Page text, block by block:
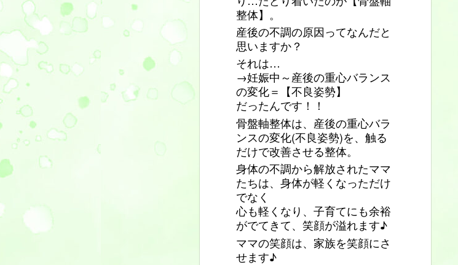
整体】。
産後の不調の原因ってなんだと
思いますか？
それは…
→妊娠中～産後の重心バランス
の変化＝【不良姿勢】
だったんです！！
骨盤軸整体は、産後の重心バラ
ンスの変化(不良姿勢)を、触る
だけで改善させる整体。
身体の不調から解放されたママ
たちは、身体が軽くなっただけ
でなく
心も軽くなり、子育てにも余裕
がでてきて、笑顔が溢れます♪
ママの笑顔は、家族を笑顔にさ
せます♪